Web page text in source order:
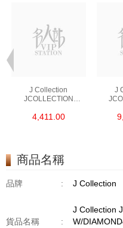
J Collection
JCOLLECTION
RDDI 0.48 CT18KR
4,411.00
J
RDDI
商品名稱
品牌 : J Collection
貨品名稱 :
J Collection
W/